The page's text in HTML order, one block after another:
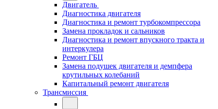
Двигатель
Диагностика двигателя
Диагностика и ремонт турбокомпрессора
Замена прокладок и сальников
Диагностика и ремонт впускного тракта и
интеркулера
Ремонт ГБЦ
Замена подушек двигателя и демпфера
крутильных колебаний
Капитальный ремонт двигателя
Трансмиссия